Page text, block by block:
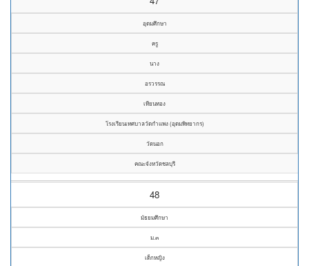
อุดมศึกษา
ครู
นาง
อรวรรณ
เทียนทอง
โรงเรียนเทศบาลวัดกำแพง (อุดมพิทยากร)
วัดนอก
คณะจังหวัดชลบุรี
48
มัธยมศึกษา
ม.๓
เด็กหญิง